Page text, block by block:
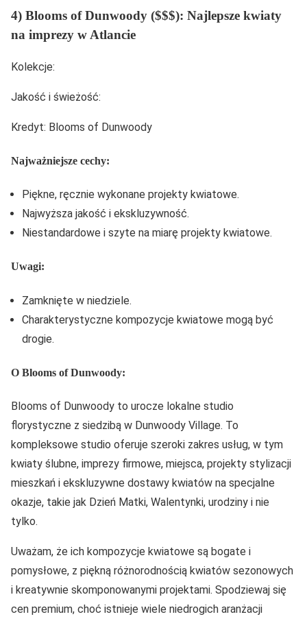
4) Blooms of Dunwoody ($$$): Najlepsze kwiaty
na imprezy w Atlancie
Kolekcje:
Jakość i świeżość:
Kredyt: Blooms of Dunwoody
Najważniejsze cechy:
Piękne, ręcznie wykonane projekty kwiatowe.
Najwyższa jakość i ekskluzywność.
Niestandardowe i szyte na miarę projekty kwiatowe.
Uwagi:
Zamknięte w niedziele.
Charakterystyczne kompozycje kwiatowe mogą być
drogie.
O Blooms of Dunwoody:
Blooms of Dunwoody to urocze lokalne studio
florystyczne z siedzibą w Dunwoody Village. To
kompleksowe studio oferuje szeroki zakres usług, w tym
kwiaty ślubne, imprezy firmowe, miejsca, projekty stylizacji
mieszkań i ekskluzywne dostawy kwiatów na specjalne
okazje, takie jak Dzień Matki, Walentynki, urodziny i nie
tylko.
Uważam, że ich kompozycje kwiatowe są bogate i
pomysłowe, z piękną różnorodnością kwiatów sezonowych
i kreatywnie skomponowanymi projektami. Spodziewaj się
cen premium, choć istnieje wiele niedrogich aranżacji